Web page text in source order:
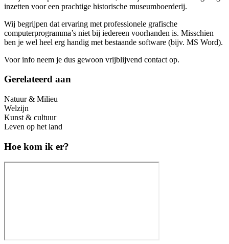
inzetten voor een prachtige historische museumboerderij.
Wij begrijpen dat ervaring met professionele grafische
computerprogramma’s niet bij iedereen voorhanden is. Misschien
ben je wel heel erg handig met bestaande software (bijv. MS Word).
Voor info neem je dus gewoon vrijblijvend contact op.
Gerelateerd aan
Natuur & Milieu
Welzijn
Kunst & cultuur
Leven op het land
Hoe kom ik er?